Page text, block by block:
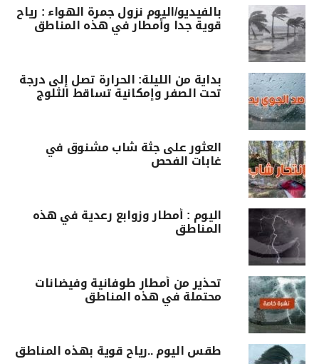
بالفيديو/اليوم نزول جمرة الهواء : رياح
قوية جدا وأمطار في هذه المناطق
بداية من الليلة: الحرارة تصل إلى درجة
تحت الصفر وإمكانية تساقط الثلوج
العثور على جثة شاب مشنوق في
غابات الفحص
اليوم : أمطار وزوابع رعدية في هذه
المناطق
تحذير من أمطار طوفانية وفيضانات
محتملة في هذه المناطق
طقس اليوم ..رياح قوية بهذه المناطق